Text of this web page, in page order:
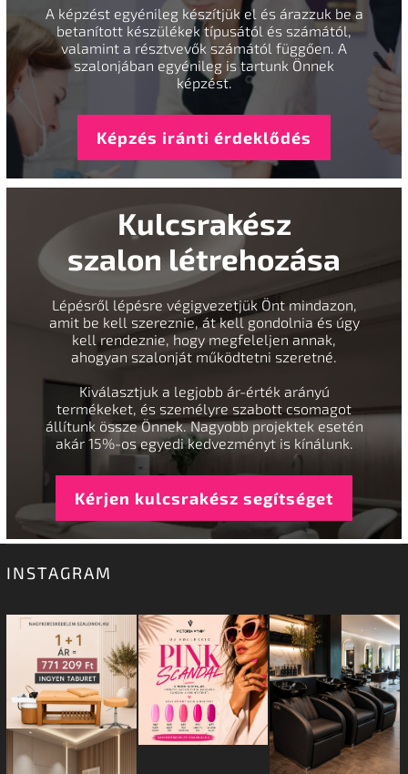
A képzést egyénileg készítjük el és árazzuk be a
betanított készülékek típusától és számától,
valamint a résztvevők számától függően. A
szalonjában egyénileg is tartunk Önnek
képzést.
Képzés iránti érdeklődés
Kulcsrakész
szalon létrehozása
Lépésről lépésre végigvezetjük Önt mindazon,
amit be kell szereznie, át kell gondolnia és úgy
kell rendeznie, hogy megfeleljen annak,
ahogyan szalonját működtetni szeretné.
Kiválasztjuk a legjobb ár-érték arányú
termékeket, és személyre szabott csomagot
állítunk össze Önnek. Nagyobb projektek esetén
akár 15%-os egyedi kedvezményt is kínálunk.
Kérjen kulcsrakész segítséget
INSTAGRAM